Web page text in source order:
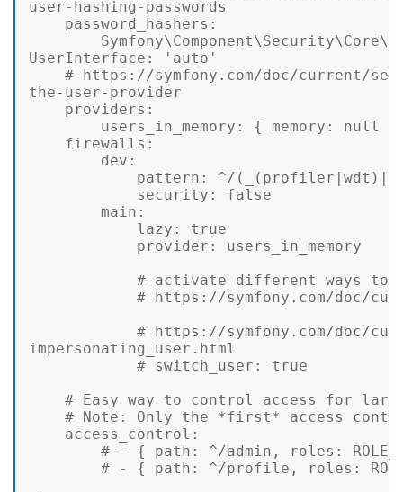
user-hashing-passwords
password_hashers:
UserInterface:
'auto'
# https://symfony.com/doc/current/
the-user-provider
providers:
users_in_memory:
{ memory: null
firewalls:
dev:
pattern:
^/
security:
false
main:
lazy:
true
provider:
users_in_memory
# activate different ways to
# https://symfony.com/doc/
# https://symfony.com/doc/
impersonating_user.html
# switch_user: true
# Easy way to control access for
# Note:
Only the *first* access
access_control:
# - { path: ^/admin, roles:
# - { path: ^/profile, roles: